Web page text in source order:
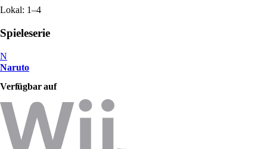
Lokal: 1–4
Spieleserie
N
Naruto
Verfügbar auf